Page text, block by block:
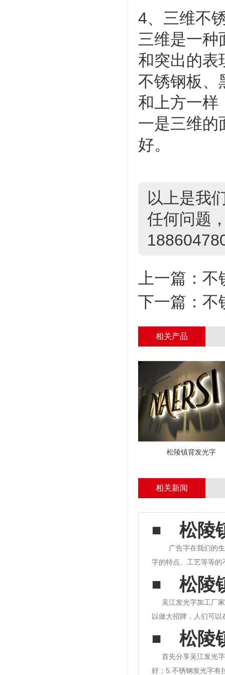
4、三维不
三维是一种
和突出的表
不锈钢板、
和上方一样
一是三维的
好。
以上是我
任何问题
上一篇： 不
下一篇： 不
相关产品
松陵镇背发光字
相关新闻
松陵
广告字在我们的生
字的特点、工艺等等
头字，材料由有机玻
应用于室内，企业或
松陵
吴江发光字加工厂
以做大招牌，人们可
的招牌上，选择成都
上制作招牌人物的蕞
松陵
首先分享吴江发光
好；5.不锈钢发光字有